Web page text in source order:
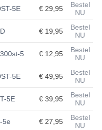
5E € 29,95
Bestel
NU
€ 19,95
Bestel
NU
5 € 12,95
Bestel
NU
5E € 49,95
Bestel
NU
5E € 39,95
Bestel
NU
5e € 27,95
Bestel
NU